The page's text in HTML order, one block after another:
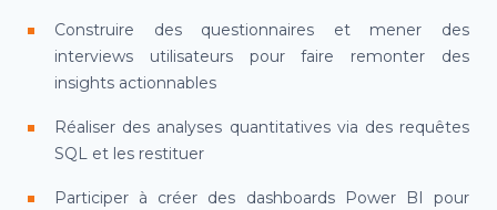
Construire des questionnaires et mener des
interviews utilisateurs pour faire remonter des
insights actionnables
Réaliser des analyses quantitatives via des requêtes
SQL et les restituer
Participer à créer des dashboards Power BI pour